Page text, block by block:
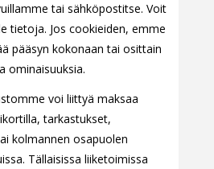
tai sähköpostitse. Voit
tietoja. Jos cookieiden, emme
pääsyn kokonaan tai osittain
ominaisuuksia.
voi liittyä maksaa
tarkastukset,
kolmannen osapuolen
Tällaisissa liiketoimissa